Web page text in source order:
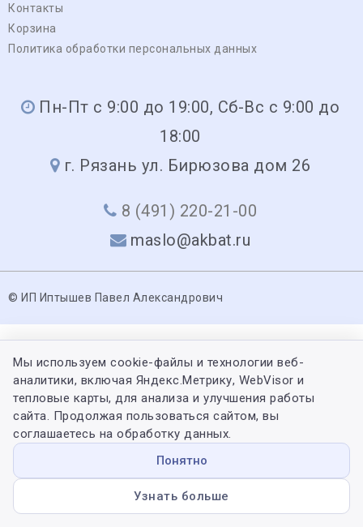
Контакты
Корзина
Политика обработки персональных данных
Пн-Пт с 9:00 до 19:00, Сб-Вс с 9:00 до
18:00
г. Рязань ул. Бирюзова дом 26
8 (491) 220-21-00
maslo@akbat.ru
© ИП Иптышев Павел Александрович
Мы используем cookie-файлы и технологии веб-
аналитики, включая Яндекс.Метрику, WebVisor и
тепловые карты, для анализа и улучшения работы
сайта. Продолжая пользоваться сайтом, вы
соглашаетесь на обработку данных.
Понятно
Узнать больше